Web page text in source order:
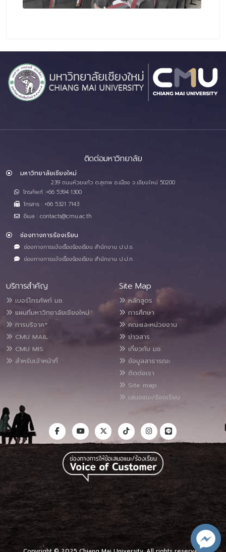
ติดต่อมหาวิทยาลัย
มหาวิทยาลัยเชียงใหม่
239 ถนนห้วยแก้ว ต.สุเทพ อ.เมือง จ.เชียงใหม่ 50200
โทรศัพท์ :+66 5394 1300
โทรสาร : +66 5321 7143
อีเมล : contacts@cmu.ac.th
ช่องทางการร้องเรียน
ช่องทางการแจ้งเรื่องร้องเรียน สำนักงาน ป.ป.ช.
ช่องทางการแจ้งเรื่องร้องเรียน สำนักงาน ป.ป.ท.
บริการสำคัญ
เบอร์โทรศัพท์ มช.
แผนที่มหาวิทยาลัยเชียงใหม่
การบริจาค*
CMU MAIL
CMU MIS
สำหรับเจ้าหน้าที่
Site Map
หลักสูตร
การศึกษา
คณะและหน่วยงาน
ข่าวสาร
เกี่ยวกับ มช.
ข้อมูลสาธารณะ
ติดต่อเรา
Site map
เสนอแนะ/ร้องเรียน